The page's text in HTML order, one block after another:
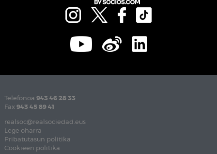
Telefonoa 943 46 28 33
Fax 943 45 89 41
realsoc@realsociedad.eus
Lege oharra
Pribatutasun politika
Cookieen politika